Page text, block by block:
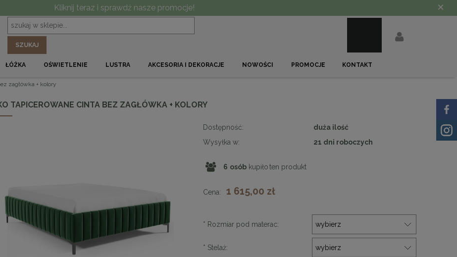
Kliknij teraz i sprawdź nasze promocje! ×
SZUKAJ
ŁÓŻKA OŚWIETLENIE LUSTRA AKCESORIA I DEKORACJE NOWOŚCI PROMOCJE KONTAKT
zagłówka + kolory
TAPICEROWANE CINTA BEZ ZAGŁÓWKA + KOLORY
Dostępność:
duża ilość
Wysyłka w:
21 dni roboczych
6 osób kupiło ten produkt
Cena: 1 615,00 zł
* Rozmiar pod materac:
* Stelaż: